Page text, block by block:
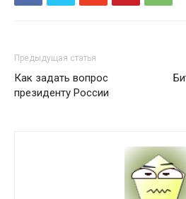
Предыдущая статья
Как задать вопрос
президенту России